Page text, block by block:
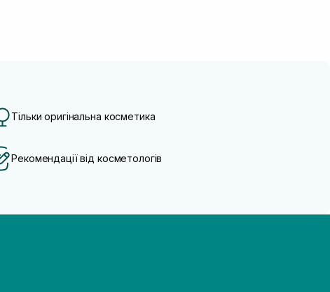
Тільки оригінальна косметика
Рекомендації від косметологів